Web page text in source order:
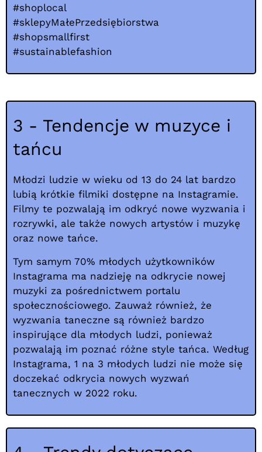
#shoplocal
#sklepyMałePrzedsiębiorstwa
#shopsmallfirst
#sustainablefashion
3 - Tendencje w muzyce i
tańcu
Młodzi ludzie w wieku od 13 do 24 lat bardzo
lubią krótkie filmiki dostępne na Instagramie.
Filmy te pozwalają im odkryć nowe wyzwania i
rozrywki, ale także nowych artystów i muzykę
oraz nowe tańce.
Tym samym 70% młodych użytkowników
Instagrama ma nadzieję na odkrycie nowej
muzyki za pośrednictwem portalu
społecznościowego. Zauważ również, że
wyzwania taneczne są również bardzo
inspirujące dla młodych ludzi, ponieważ
pozwalają im poznać różne style tańca. Według
Instagrama, 1 na 3 młodych ludzi nie może się
doczekać odkrycia nowych wyzwań
tanecznych w 2022 roku.